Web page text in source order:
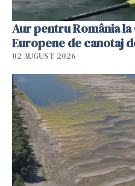
Aur pentru România
Europene de canotaj
02 AUGUST 2026